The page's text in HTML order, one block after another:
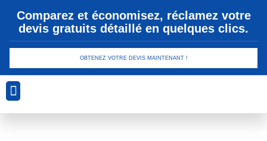
Comparez et économisez, réclamez votre
devis gratuits détaillé en quelques clics.
OBTENEZ VOTRE DEVIS MAINTENANT !